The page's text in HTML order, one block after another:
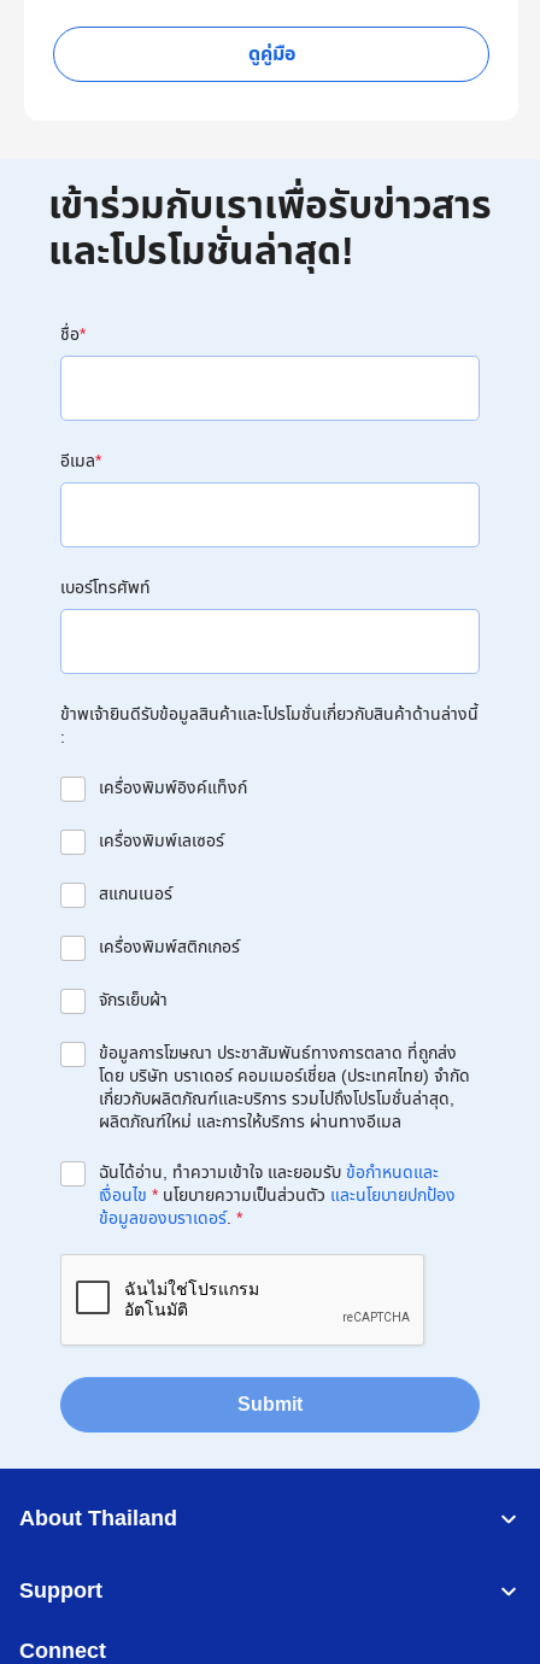
ดูคู่มือ
เข้าร่วมกับเราเพื่อรับข่าวสาร
และโปรโมชั่นล่าสุด!
ชื่อ*
อีเมล*
เบอร์โทรศัพท์
ข้าพเจ้ายินดีรับข้อมูลสินค้าและโปรโมชั่นเกี่ยวกับสินค้าด้านล่างนี้
:
เครื่องพิมพ์อิงค์แท็งก์
เครื่องพิมพ์เลเซอร์
สแกนเนอร์
เครื่องพิมพ์สติกเกอร์
จักรเย็บผ้า
ข้อมูลการโฆษณา ประชาสัมพันธ์ทางการตลาด ที่ถูกส่ง
โดย บริษัท บราเดอร์ คอมเมอร์เชี่ยล (ประเทศไทย) จำกัด
เกี่ยวกับผลิตภัณฑ์และบริการ รวมไปถึงโปรโมชั่นล่าสุด,
ผลิตภัณฑ์ใหม่ และการให้บริการ ผ่านทางอีเมล
ฉันได้อ่าน, ทำความเข้าใจ และยอมรับข้อกำหนดและ
เงื่อนไข * นโยบายความเป็นส่วนตัว และนโยบายปกป้อง
ข้อมูลของบราเดอร์. *
Submit
About Thailand
Support
Connect